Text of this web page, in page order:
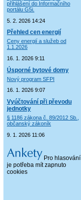
přihlášení do Informačního
portálu G5i.
5. 2. 2026 14:24
Přehled cen energií
Ceny energií a služeb od
1.1.2026
16. 1. 2026 9:11
Úsporné bytové domy
Nový program SFPI
16. 1. 2026 9:07
Vyúčtování při převodu
jednotky
§ 1186 zákona č. 89/2012 Sb.,
občanský zákoník
9. 1. 2026 11:06
Pro hlasování
je potřeba mít zapnuto
cookies